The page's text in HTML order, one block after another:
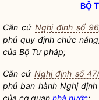
BỘ
Căn cứ Nghị định số
phủ quy định chức
của Bộ Tư pháp;
Căn cứ Nghị định số
phủ ban hành Nghị
của cơ quan nhà nước;